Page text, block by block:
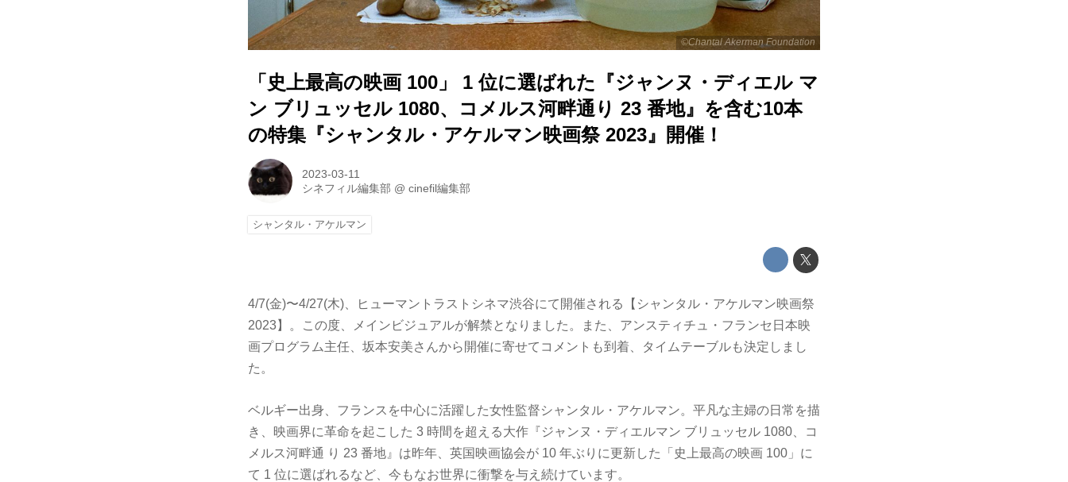
©Chantal Akerman Foundation
「史上最高の映画 100」 1 位に選ばれた『ジャンヌ・ディエル マ
ン ブリュッセル 1080、コメルス河畔通り 23 番地』を含む10本
の特集『シャンタル・アケルマン映画祭 2023』開催！
2023-03-11
シネフィル編集部 @cinefil編集部
シャンタル・アケルマン
4/7(金)〜4/27(木)、ヒューマントラストシネマ渋谷にて開催される【シャンタル・アケルマン映画祭
2023】。この度、メインビジュアルが解禁となりました。また、アンスティチュ・フランセ日本映
画プログラム主任、坂本安美さんから開催に寄せてコメントも到着、タイムテーブルも決定しまし
た。
ベルギー出身、フランスを中心に活躍した女性監督シャンタル・アケルマン。平凡な主婦の日常を描
き、映画界に革命を起こした 3 時間を超える大作『ジャンヌ・ディエルマン ブリュッセル 1080、コ
メルス河畔通 り 23 番地』は昨年、英国映画協会が 10 年ぶりに更新した「史上最高の映画 100」に
て 1 位に選ばれるなど、今もなお世界に衝撃を与え続けています。